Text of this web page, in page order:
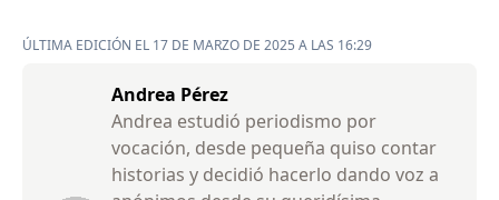
ÚLTIMA EDICIÓN EL 17 DE MARZO DE 2025 A LAS 16:29
Andrea Pérez
Andrea estudió periodismo por
vocación, desde pequeña quiso contar
historias y decidió hacerlo dando voz a